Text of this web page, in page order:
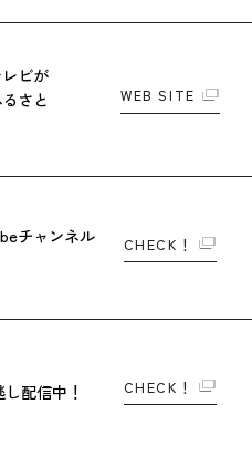
ビが
さと
WEB SITE
チャンネル
CHECK！
配信中！ CHECK！